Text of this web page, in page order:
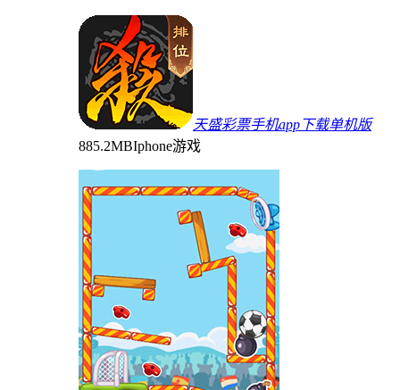
天盛彩票手机app下载单机版
885.2MBIphone游戏